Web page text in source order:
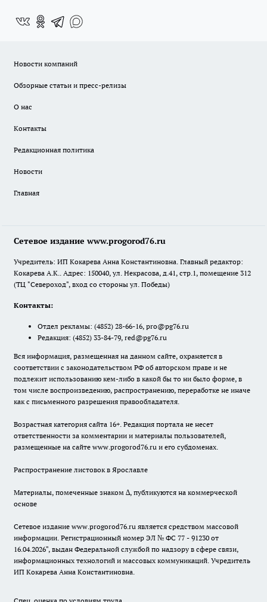
Новости компаний
Обзорные статьи и пресс-релизы
О нас
Контакты
Редакционная политика
Новости
Главная
Сетевое издание www.progorod76.ru
Учредитель: ИП Кокарева Анна Константиновна. Главный редактор:
Кокарева А.К.. Адрес: 150040, ул. Некрасова, д.41, стр.1, помещение 312
(ТЦ "Североход", вход со стороны ул. Победы)
Контакты:
Отдел рекламы: (4852) 28-66-16, pro@pg76.ru
Редакция: (4852) 33-84-79, red@pg76.ru
Вся информация, размещенная на данном сайте, охраняется в
соответствии с законодательством РФ об авторском праве и не
подлежит использованию кем-либо в какой бы то ни было форме, в
том числе воспроизведению, распространению, переработке не иначе
как с письменного разрешения правообладателя.
Возрастная категория сайта 16+. Редакция портала не несет
ответственности за комментарии и материалы пользователей,
размещенные на сайте www.progorod76.ru и его субдоменах.
Распространение листовок в Ярославле
Материалы, помеченные знаком ∆, публикуются на коммерческой
основе
Сетевое издание www.progorod76.ru является средством массовой
информации. Регистрационный номер ЭЛ № ФС 77 - 91230 от
16.04.2026", выдан Федеральной службой по надзору в сфере связи,
информационных технологий и массовых коммуникаций. Учредитель
ИП Кокарева Анна Константиновна.